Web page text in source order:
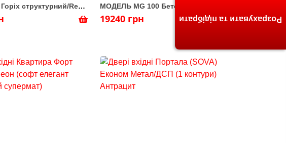
структурний/Real.
МОДЕЛЬ MG 100 Бетон Темний-
Бетон Світлий
19240 грн Розрахувати та підібрати